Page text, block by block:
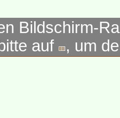
Bildschirm-
auf
, um